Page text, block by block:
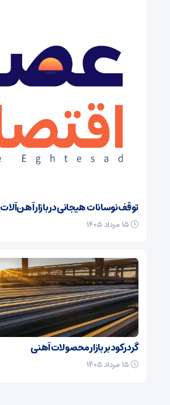
توقف نوسانات هیجانی در بازار آهن‌آلات
گرد رکود بر بازار محصولات آهنی